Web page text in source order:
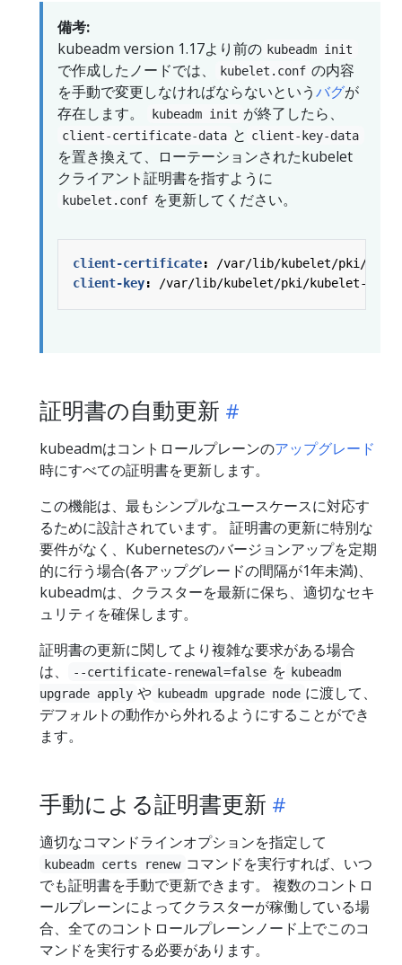
備考:
kubeadm version 1.17より前の kubeadm init
で作成したノードでは、 kubelet.conf の内容
を手動で変更しなければならないというバグが
存在します。
kubeadm init が終了したら、
client-certificate-data と client-key-data
を置き換えて、ローテーションされたkubelet
クライアント証明書を指すように
kubelet.conf を更新してください。
client-certificate:
/var/lib/kubelet/pki/
client-key: /var/lib/kubelet/pki/kubelet-
証明書の自動更新
kubeadmはコントロールプレーンのアップグレード
時にすべての証明書を更新します。
この機能は、最もシンプルなユースケースに対応す
るために設計されています。 証明書の更新に特別な
要件がなく、Kubernetesのバージョンアップを定期
的に行う場合(各アップグレードの間隔が1年未満)、
kubeadmは、クラスターを最新に保ち、適切なセキ
ュリティを確保します。
証明書の更新に関してより複雑な要求がある場合
は、
--certificate-renewal=false を kubeadm
upgrade apply や kubeadm upgrade node に渡して、
デフォルトの動作から外れるようにすることができ
ます。
手動による証明書更新
適切なコマンドラインオプションを指定して
kubeadm certs renew コマンドを実行すれば、いつ
でも証明書を手動で更新できます。 複数のコントロ
ールプレーンによってクラスターが稼働している場
合、全てのコントロールプレーンノード上でこのコ
マンドを実行する必要があります。